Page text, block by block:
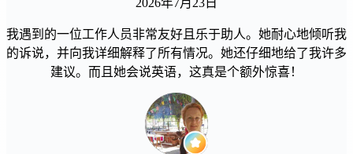
2026年7月23日
我遇到的一位工作人员非常友好且乐于助人。她耐心地倾听我
的诉说，并向我详细解释了所有情况。她还仔细地给了我许多
建议。而且她会说英语，这真是个额外惊喜！